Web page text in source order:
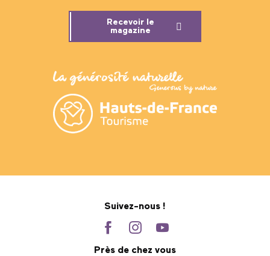
Recevoir le
magazine
Suivez-nous !
Près de chez vous